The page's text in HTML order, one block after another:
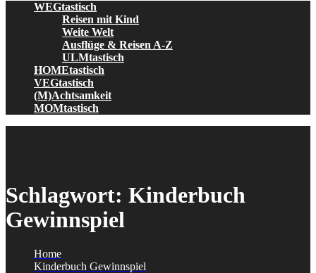
WEGtastisch
Reisen mit Kind
Weite Welt
Ausflüge & Reisen A-Z
ULMtastisch
HOMEtastisch
VEGtastisch
(M)Achtsamkeit
MOMtastisch
Schlagwort: Kinderbuch
Gewinnspiel
Home
Kinderbuch Gewinnspiel